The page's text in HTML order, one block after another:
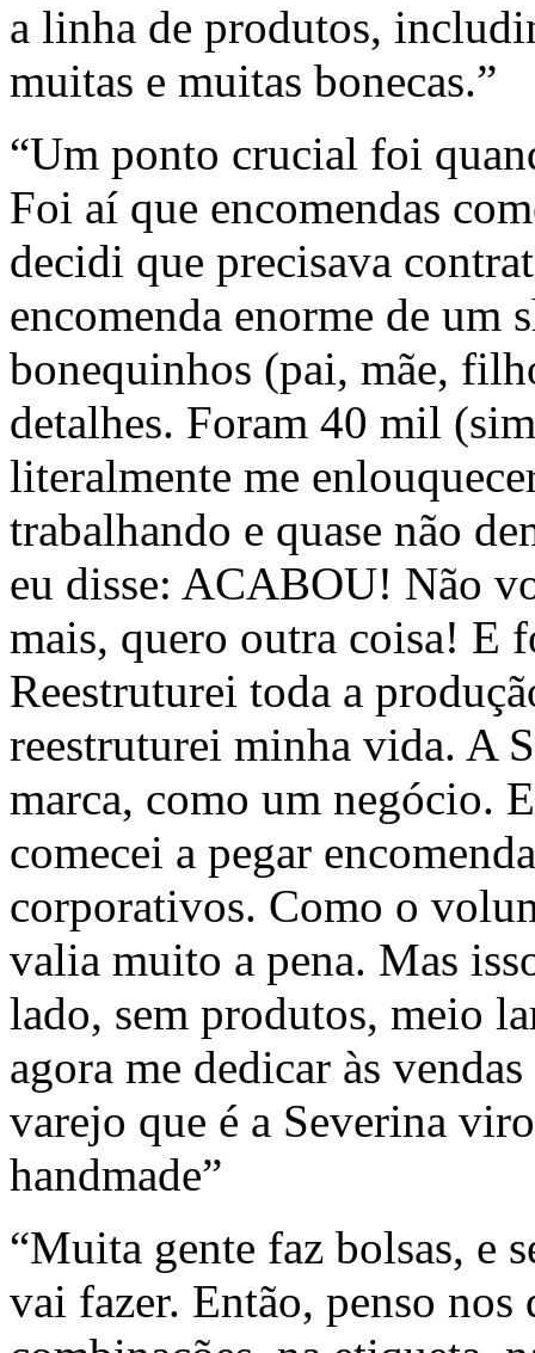
a linha de produtos,
muitas e muitas bonecas.”
“Um ponto crucial foi
Foi aí que encomendas
decidi que precisava
encomenda enorme de um
bonequinhos (pai, mãe,
detalhes. Foram 40 mil
literalmente me
trabalhando e quase não
eu disse: ACABOU! Não
mais, quero outra coisa! E
Reestruturei toda a
reestruturei minha vida. A
marca, como um negócio.
comecei a pegar
corporativos. Como o
valia muito a pena. Mas
lado, sem produtos, meio
agora me dedicar às
varejo que é a Severina
handmade”
“Muita gente faz bolsas, e
vai fazer. Então, penso nos